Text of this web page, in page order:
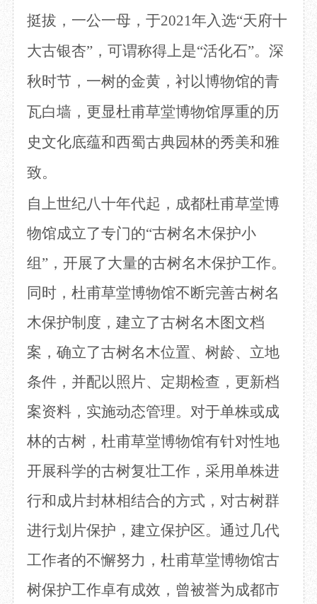
挺拔，一公一母，于2021年入选“天府十
大古银杏”，可谓称得上是“活化石”。深
秋时节，一树的金黄，衬以博物馆的青
瓦白墙，更显杜甫草堂博物馆厚重的历
史文化底蕴和西蜀古典园林的秀美和雅
致。
自上世纪八十年代起，成都杜甫草堂博
物馆成立了专门的“古树名木保护小
组”，开展了大量的古树名木保护工作。
同时，杜甫草堂博物馆不断完善古树名
木保护制度，建立了古树名木图文档
案，确立了古树名木位置、树龄、立地
条件，并配以照片、定期检查，更新档
案资料，实施动态管理。对于单株或成
林的古树，杜甫草堂博物馆有针对性地
开展科学的古树复壮工作，采用单株进
行和成片封林相结合的方式，对古树群
进行划片保护，建立保护区。通过几代
工作者的不懈努力，杜甫草堂博物馆古
树保护工作卓有成效，曾被誉为成都市